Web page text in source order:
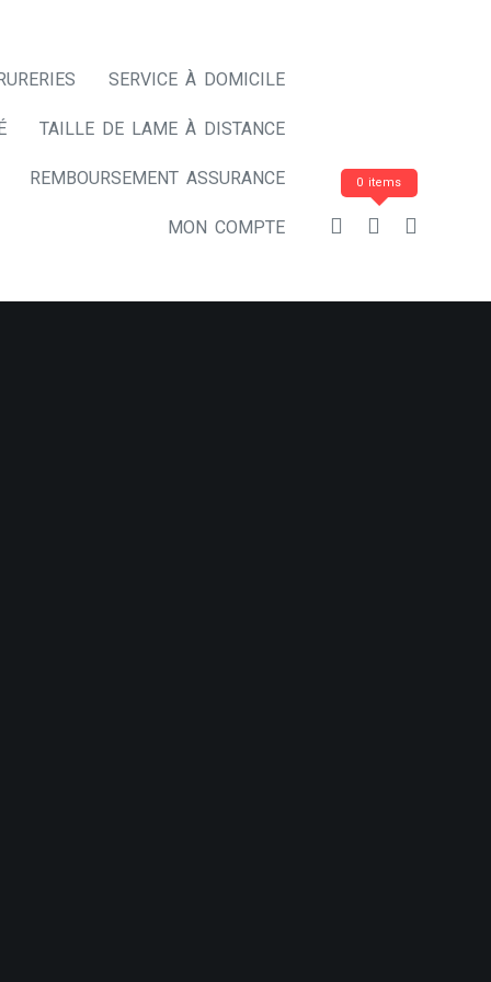
SERVICE À DOMICILE
TAILLE DE LAME À DISTANCE
REMBOURSEMENT ASSURANCE
MON COMPTE
0 items